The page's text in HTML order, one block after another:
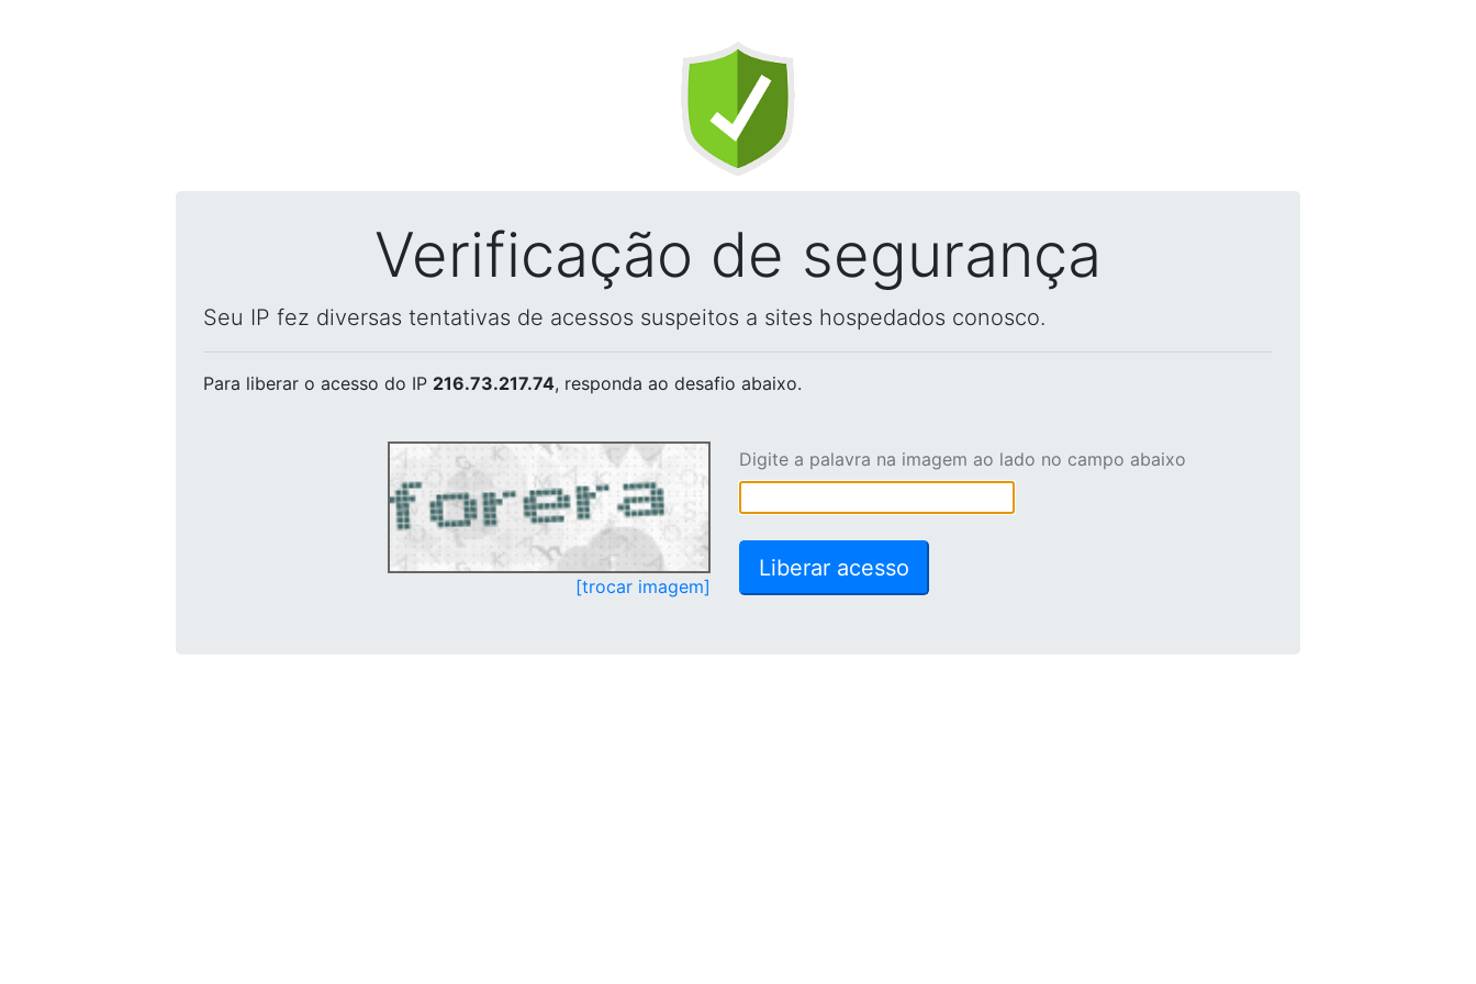
Verificação de segurança
Seu IP fez diversas tentativas de acessos suspeitos a sites hospedados conosco.
Para liberar o acesso do IP 216.73.217.74, responda ao desafio abaixo.
[trocar imagem]
Digite a palavra na imagem ao lado no campo abaixo